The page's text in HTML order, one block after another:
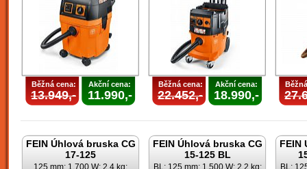
Běžná cena:
13.949,-
Akční cena:
11.990,-
Běžná cena:
22.452,-
Akční cena:
18.990,-
FEIN Úhlová bruska CG
17-125
125 mm; 1.700 W; 2,4 kg;
FEIN Úhlová bruska CG
15-125 BL
BL; 125 mm; 1.500 W; 2,2 kg;
FEIN
BL;